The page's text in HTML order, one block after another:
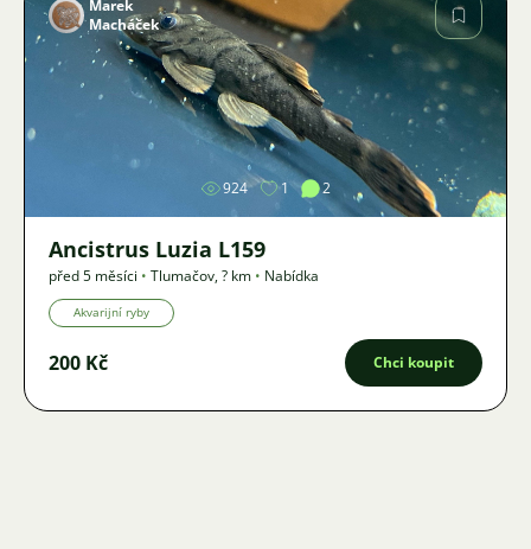
Obrázek
Marek
Macháček
924 1 2
Ancistrus Luzia L159
před 5 měsíci • Tlumačov,? km • Nabídka
Akvarijní ryby
200 Kč Chci koupit